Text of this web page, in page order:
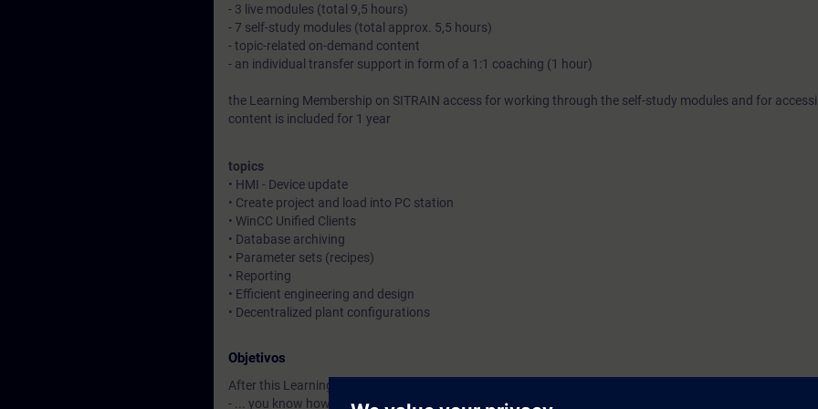
- 3 live modules (total 9,5 hours)
- 7 self-study modules (total approx. 5,5 hours)
- topic-related on-demand content
- an individual transfer support in form of a 1:1 coaching (1 hour)
the Learning Membership on SITRAIN access for working through the self-study modules and for
content is included for 1 year
topics
• HMI - Device update
• Create project and load into PC station
• WinCC Unified Clients
• Database archiving
• Parameter sets (recipes)
• Reporting
• Efficient engineering and design
• Decentralized plant configurations
Objetivos
After this Learning Journey:
- ... you know how to change and use your project engineering from a WinCC Unified Comfort Panel to a